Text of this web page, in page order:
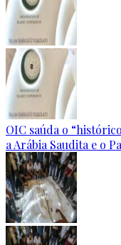
OIC saúda o
a Arábia Saudita e o